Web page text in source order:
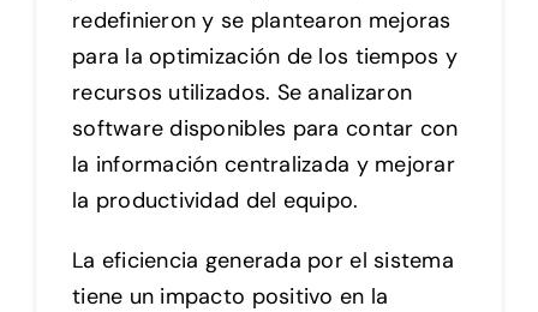
redefinieron y se plantearon mejoras
para la optimización de los tiempos y
recursos utilizados. Se analizaron
software disponibles para contar con
la información centralizada y mejorar
la productividad del equipo.
La eficiencia generada por el sistema
tiene un impacto positivo en la